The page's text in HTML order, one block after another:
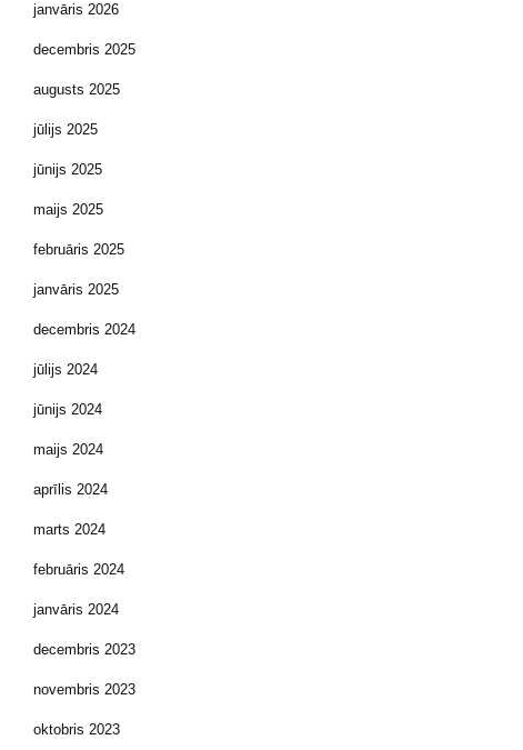
janvāris 2026
decembris 2025
augusts 2025
jūlijs 2025
jūnijs 2025
maijs 2025
februāris 2025
janvāris 2025
decembris 2024
jūlijs 2024
jūnijs 2024
maijs 2024
aprīlis 2024
marts 2024
februāris 2024
janvāris 2024
decembris 2023
novembris 2023
oktobris 2023